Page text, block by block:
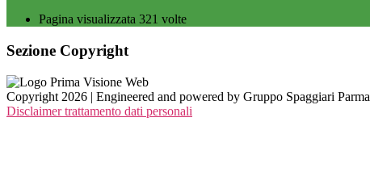
Pagina visualizzata 321 volte
Sezione Copyright
Copyright 2026 | Engineered and powered by Gruppo Spaggiari
Disclaimer trattamento dati personali